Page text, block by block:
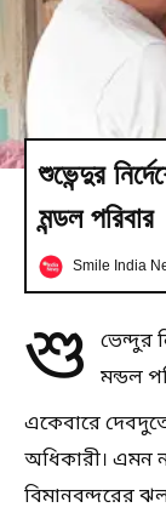
শুভেন্দুর
মন্ডল পরিবার
শু
ভেন্দুর
মন্ডল
একেবারে
অধিকারী। এমন
বিমানবন্দরের